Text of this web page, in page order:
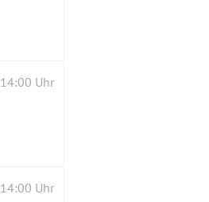
14:00 Uhr
14:00 Uhr